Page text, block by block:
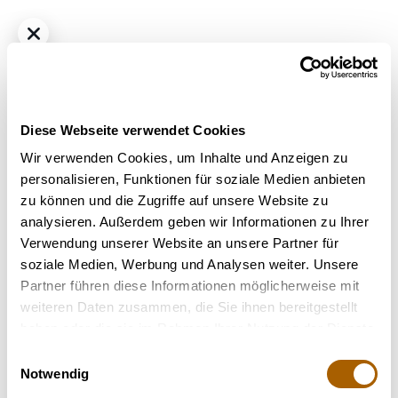
Diese Webseite verwendet Cookies
Wir verwenden Cookies, um Inhalte und Anzeigen zu
personalisieren, Funktionen für soziale Medien anbieten
zu können und die Zugriffe auf unsere Website zu
analysieren. Außerdem geben wir Informationen zu Ihrer
Verwendung unserer Website an unsere Partner für
soziale Medien, Werbung und Analysen weiter. Unsere
Partner führen diese Informationen möglicherweise mit
weiteren Daten zusammen, die Sie ihnen bereitgestellt
Notwendig
Hybrid THC18% CBD1%
aleph swiss Bliss 17/1 Motor Breath
Bestrahlung: Unbestrahlt
Strain: Motor Breath
Terpene: Alpha-Pinen, Beta-Pinen, D-Limonen, Myrcen